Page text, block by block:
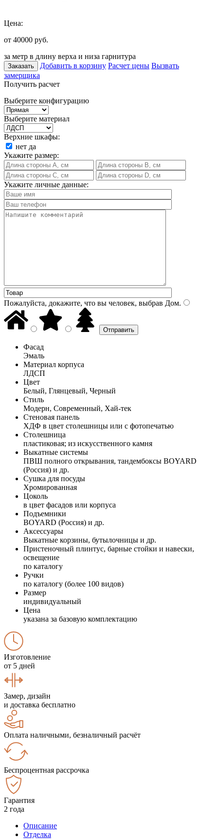
Цена:
от 40000 руб.
за метр в длину верха и низа гарнитура
Заказать Добавить в корзину Расчет цены Вызвать
замерщика
Получить расчет
Выберите конфигурацию
Выберите материал
Верхние шкафы:
нет да
Укажите размер:
Укажите личные данные:
Пожалуйста, докажите, что вы человек, выбрав Дом.
Фасад
Эмаль
Материал корпуса
ЛДСП
Цвет
Белый, Глянцевый, Черный
Стиль
Модерн, Современный, Хай-тек
Стеновая панель
ХДФ в цвет столешницы или с фотопечатью
Столешница
пластиковая; из искусственного камня
Выкатные системы
ПВШ полного открывания, тандембоксы BOYARD
(Россия) и др.
Сушка для посуды
Хромированная
Цоколь
в цвет фасадов или корпуса
Подъемники
BOYARD (Россия) и др.
Аксессуары
Выкатные корзины, бутылочницы и др.
Пристеночный плинтус, барные стойки и навески,
освещение
по каталогу
Ручки
по каталогу (более 100 видов)
Размер
индивидуальный
Цена
указана за базовую комплектацию
Изготовление
от 5 дней
Замер, дизайн
и доставка бесплатно
Оплата наличными, безналичный расчёт
Беспроцентная рассрочка
Гарантия
2 года
Описание
Отделка